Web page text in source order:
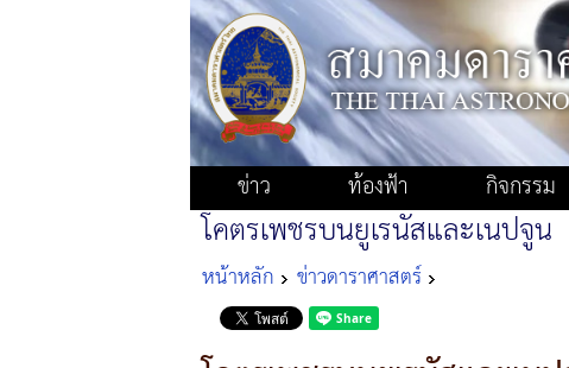
ข่าว ท้องฟ้า กิจกรรม
โคตรเพชรบนยูเรนัสและเนปจูน
หน้าหลัก ข่าวดาราศาสตร์